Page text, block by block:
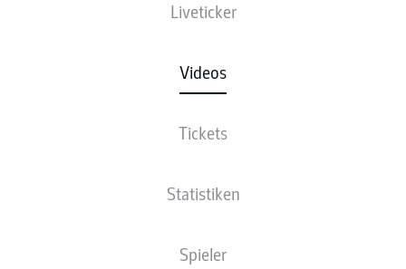
Liveticker
Videos
Tickets
Statistiken
Spieler